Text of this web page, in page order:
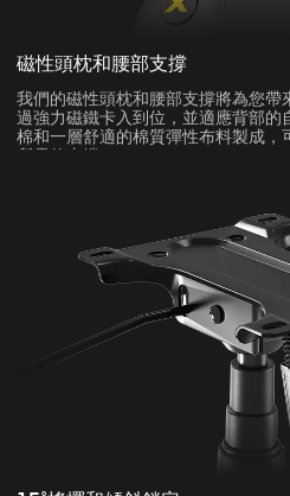
磁性頭枕和腰部支撐
我們的磁性頭枕和腰部支撐將為您帶
過強力磁鐵卡入到位，並適應背部
棉和一層舒適的棉質彈性布料製成
所需的支撐。